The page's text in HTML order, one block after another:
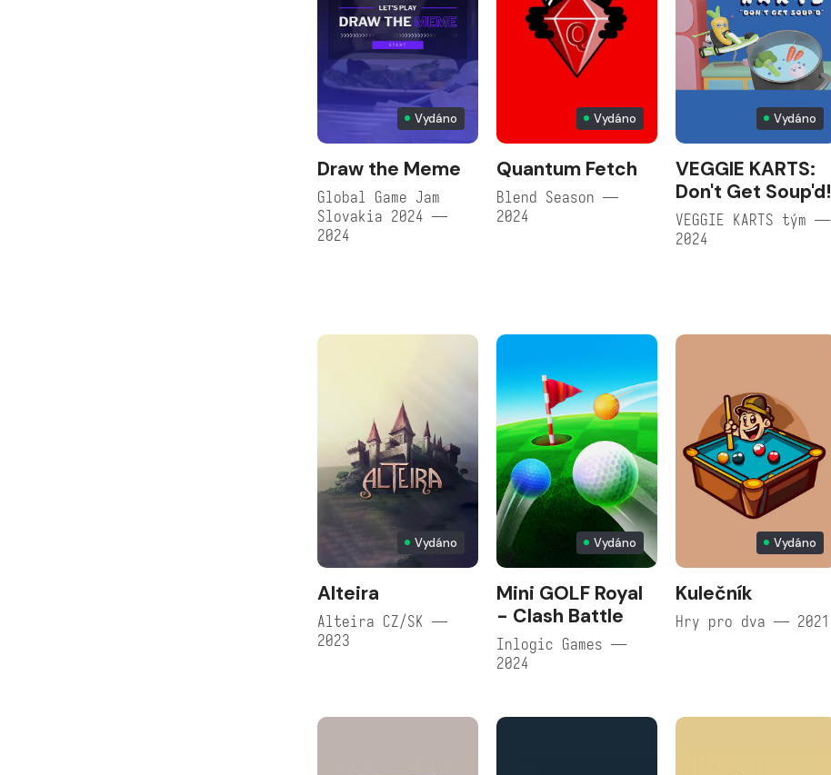
Vydáno
Draw the Meme
Global Game Jam
Slovakia 2024 —
2024
Vydáno
Quantum Fetch
Blend Season —
2024
Vydáno
VEGGIE KARTS:
Don't Get Soup'd!
VEGGIE KARTS tým —
2024
Vydáno
Alteira
Alteira CZ/SK —
2023
Vydáno
Mini GOLF Royal
- Clash Battle
Inlogic Games —
2024
Vydáno
Kulečník
Hry pro dva — 2021